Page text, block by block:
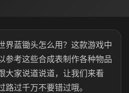
界蓝锄头怎么用？这款游戏中
参考这些合成表制作各种物品
大家说道说道，让我们来看
过千万不要错过哦。